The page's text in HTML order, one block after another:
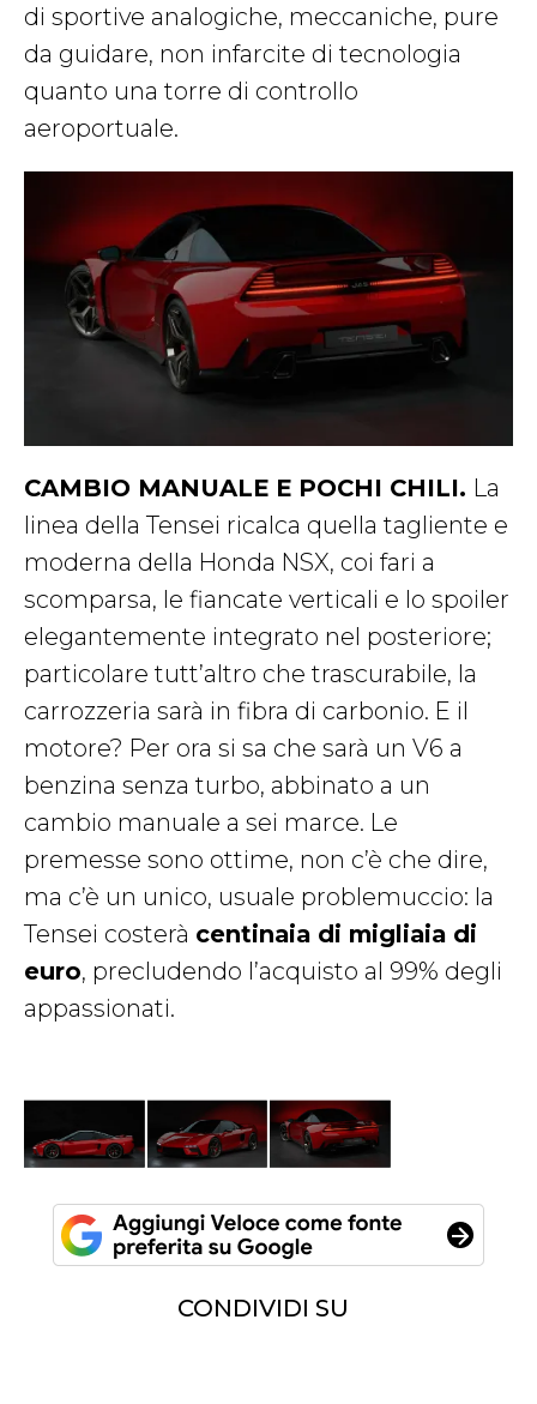
di sportive analogiche, meccaniche, pure
da guidare, non infarcite di tecnologia
quanto una torre di controllo
aeroportuale.
CAMBIO MANUALE E POCHI CHILI. La
linea della Tensei ricalca quella tagliente e
moderna della Honda NSX, coi fari a
scomparsa, le fiancate verticali e lo spoiler
elegantemente integrato nel posteriore;
particolare tutt’altro che trascurabile, la
carrozzeria sarà in fibra di carbonio. E il
motore? Per ora si sa che sarà un V6 a
benzina senza turbo, abbinato a un
cambio manuale a sei marce. Le
premesse sono ottime, non c’è che dire,
ma c’è un unico, usuale problemuccio: la
Tensei costerà centinaia di migliaia di
euro, precludendo l’acquisto al 99% degli
appassionati.
CONDIVIDI SU